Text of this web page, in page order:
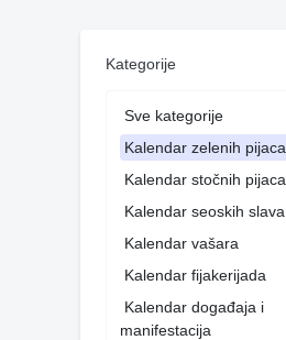
Kategorije
Sve kategorije
Kalendar zelenih pijaca
Kalendar stočnih pijaca
Kalendar seoskih slava
Kalendar vašara
Kalendar fijakerijada
Kalendar događaja i
manifestacija